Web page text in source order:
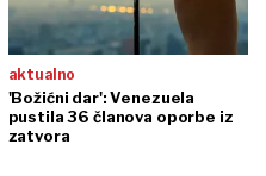
aktualno
'Božićni dar': Venezuela
pustila 36 članova oporbe iz
zatvora